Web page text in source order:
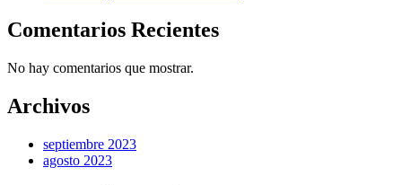
Comentarios Recientes
No hay comentarios que mostrar.
Archivos
septiembre 2023
agosto 2023